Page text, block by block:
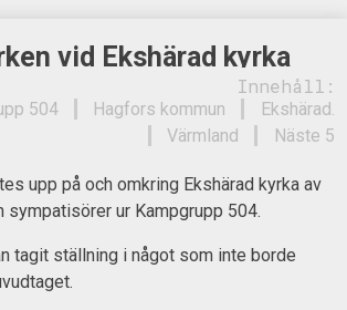
vid Ekshärad kyrka
Innehåll:
Ekshärad.
Hagfors kommun
504
Näste 5
Värmland
upp på och omkring Ekshärad kyrka av
sympatisörer ur Kampgrupp 504.
tagit ställning i något som inte borde